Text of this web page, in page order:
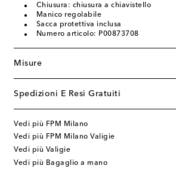
Chiusura: chiusura a chiavistello
Manico regolabile
Sacca protettiva inclusa
Numero articolo: P00873708
Misure
Spedizioni E Resi Gratuiti
Vedi più FPM Milano
Vedi più FPM Milano Valigie
Vedi più Valigie
Vedi più Bagaglio a mano